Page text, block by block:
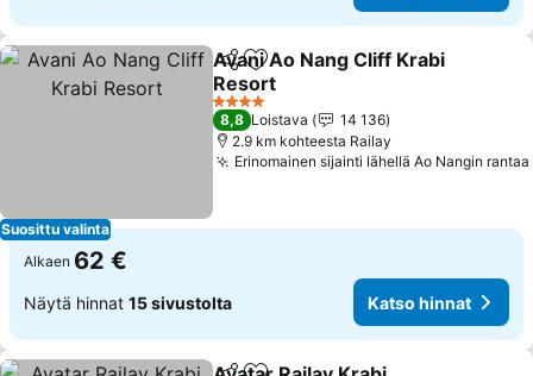
Suosittu valinta
Jaa Lisää suosikkeihin
Avani Ao Nang Cliff Krabi
Resort
4 Tähtiluokitus
8,8 Loistava
14 136
2.9 km kohteesta Railay
Erinomainen sijainti lähellä Ao Nangin rantaa
Alkaen 62 €
Näytä hinnat 15 sivustolta Katso hinnat